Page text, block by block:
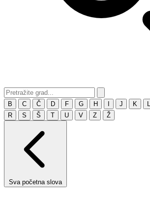
B C Č D F G H J K
R
S Š T U V Z Ž
Sva početna slova